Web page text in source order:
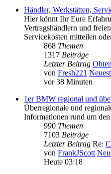
Händler, Werkstätten,
Hier könnt Ihr Eure
Vertragshändlern und
Servicekosten mitteilen
868 Themen
1317 Beiträge
Letzter Beitrag
von Fresh221
vor 38 Minuten
1er BMW regional und
Überregionale und
Informationen rund um
990 Themen
7103 Beiträge
Letzter Beitrag Re:
von FrankJScott
Heute 03:18